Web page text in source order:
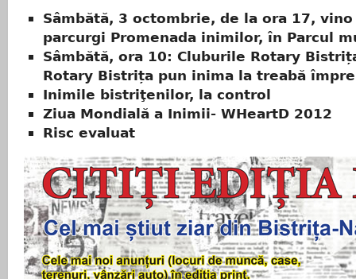
Sâmbătă, 3 octombrie, de la ora 17, vino
parcurgi Promenada inimilor, în Parcul
Sâmbătă, ora 10: Cluburile Rotary
Rotary Bistrița pun inima la treabă
Inimile bistriţenilor, la control
Ziua Mondială a Inimii- WHeartD 2012
Risc evaluat